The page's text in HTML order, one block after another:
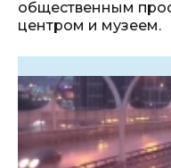
общественным
центром и музеем.